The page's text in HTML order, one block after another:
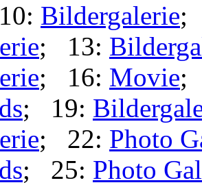
Bildergalerie;
; 13:
; 16: Movie;
; 19:
; 22: Photo
; 25: Photo